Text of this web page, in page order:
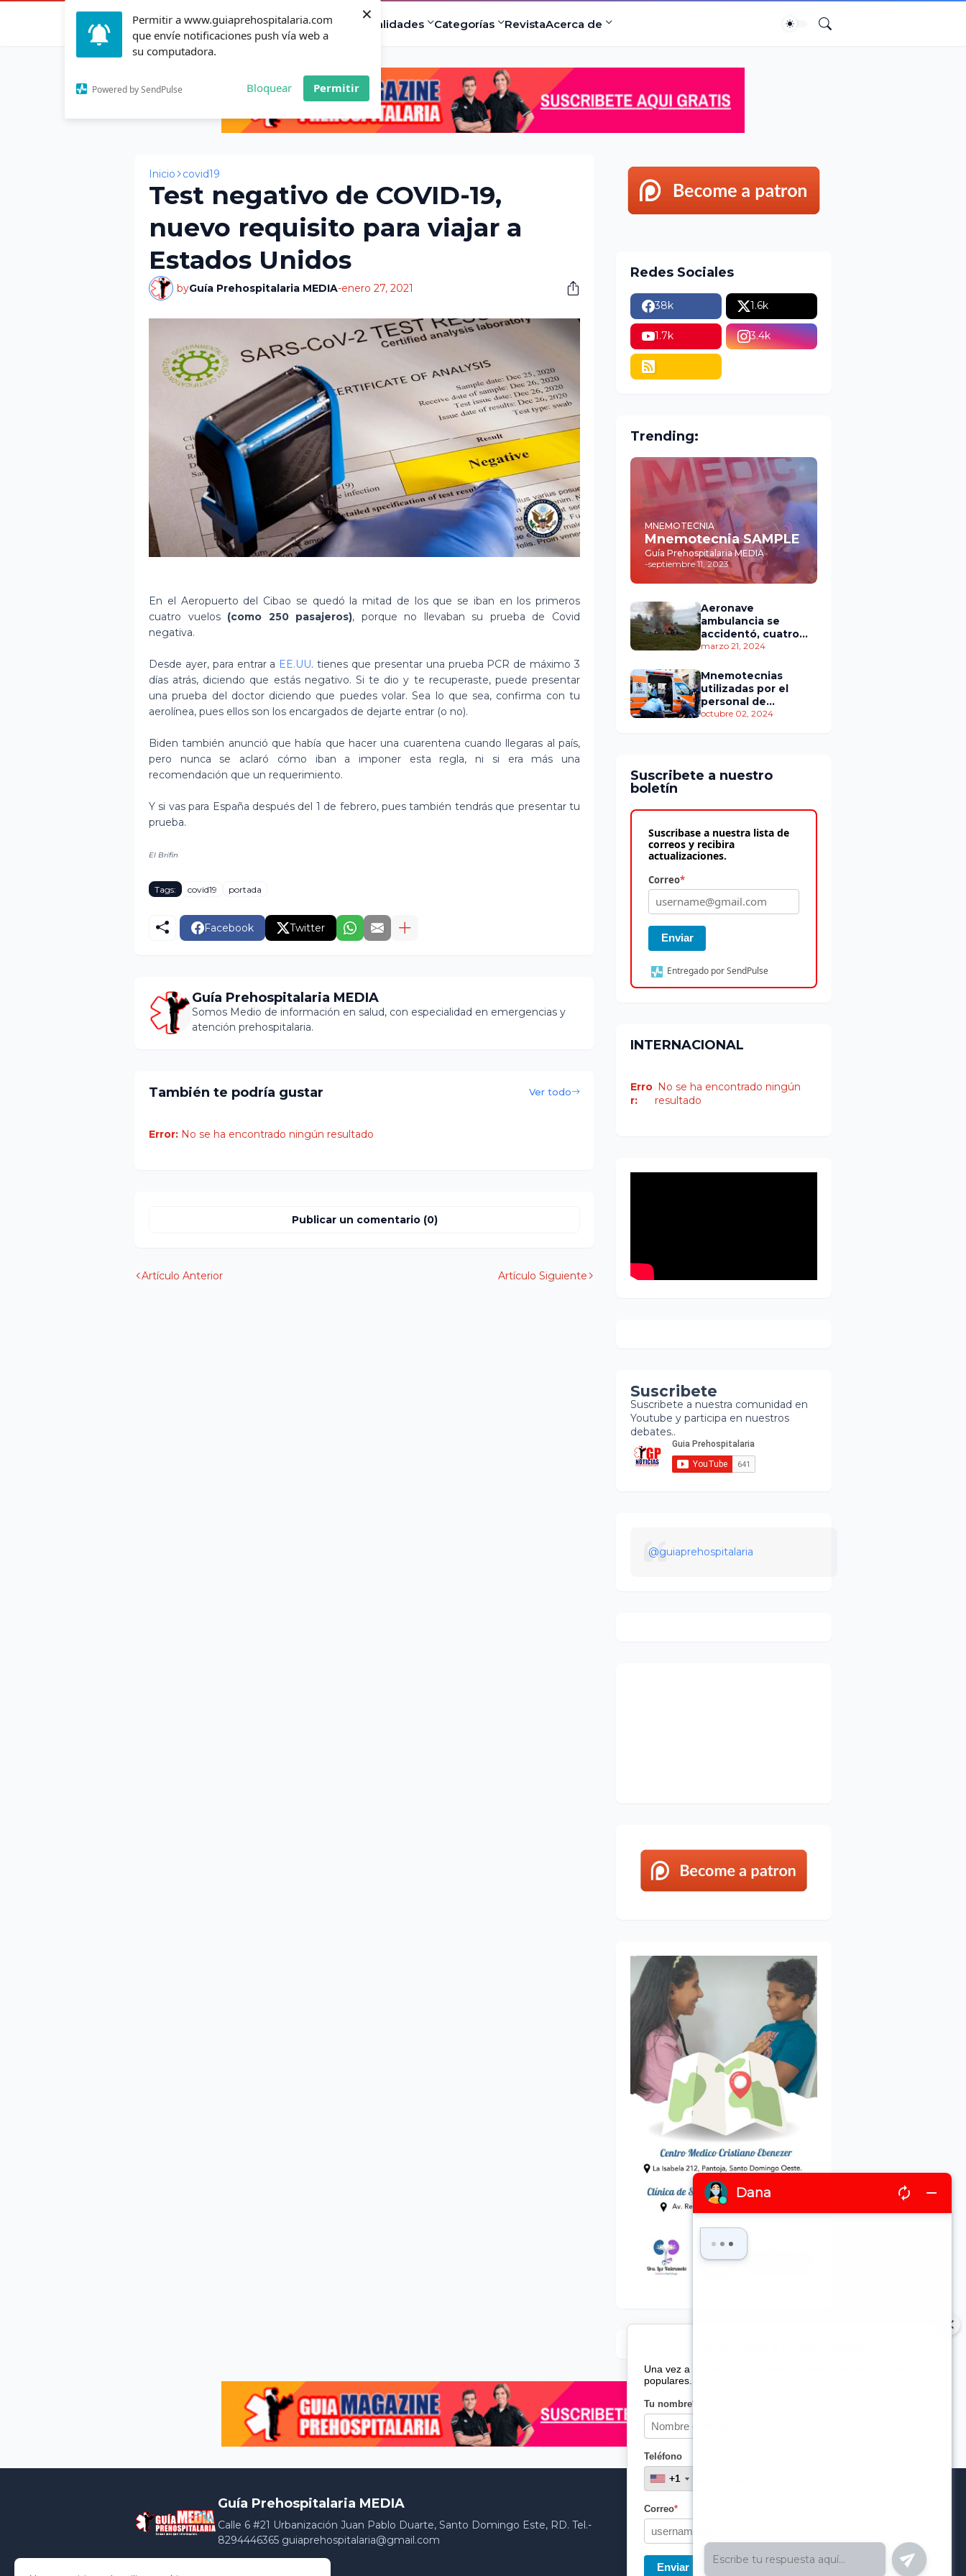
Permitir a www.guiaprehospitalaria.com
que envíe notificaciones push vía web a
su computadora.
Powered by SendPulse Bloquear Permitir
×
InicioActualidad Especialidades Categorías RevistaAcerca de
Inicio covid19
Test negativo de COVID-19,
nuevo requisito para viajar a
Estados Unidos
byGuía Prehospitalaria MEDIA-enero 27, 2021
En el Aeropuerto del Cibao se quedó la mitad de los que se iban en los primeros
cuatro vuelos (como 250 pasajeros), porque no llevaban su prueba de Covid
negativa.
Desde ayer, para entrar a EE.UU. tienes que presentar una prueba PCR de máximo 3
días atrás, diciendo que estás negativo. Si te dio y te recuperaste, puede presentar
una prueba del doctor diciendo que puedes volar. Sea lo que sea, confirma con tu
aerolínea, pues ellos son los encargados de dejarte entrar (o no).
Biden también anunció que había que hacer una cuarentena cuando llegaras al país,
pero nunca se aclaró cómo iban a imponer esta regla, ni si era más una
recomendación que un requerimiento.
Y si vas para España después del 1 de febrero, pues también tendrás que presentar tu
prueba.
El Brifin
Tags: covid19 portada
Facebook Twitter
Guía Prehospitalaria MEDIA
Somos Medio de información en salud, con especialidad en emergencias y
atención prehospitalaria.
También te podría gustar Ver todo
Error: No se ha encontrado ningún resultado
Publicar un comentario (0)
Artículo Anterior Artículo Siguiente
Redes Sociales
38k 1.6k
1.7k 3.4k
Trending:
MNEMOTECNIA
Mnemotecnia SAMPLE
Guía Prehospitalaria MEDIA
-septiembre 11, 2023
Aeronave
ambulancia se
accidentó, cuatro
personas murieron
marzo 21, 2024
Mnemotecnias
utilizadas por el
personal de
atención
octubre 02, 2024
Suscribete a nuestro
boletín
Suscribase a nuestra lista de
correos y recibira
actualizaciones.
Correo*
Enviar
Entregado por SendPulse
INTERNACIONAL
Erro
r:
No se ha encontrado ningún
resultado
Suscribete
Suscribete a nuestra comunidad en
Youtube y participa en nuestros
debates..
@guiaprehospitalaria
Una vez a la semana enviamos un correo con los artículos más
populares.
Tu nombre*
Teléfono
+1
+1
Correo*
Enviar
Guía Prehospitalaria MEDIA
Calle 6 #21 Urbanización Juan Pablo Duarte, Santo Domingo Este, RD. Tel.-
8294446365 guiaprehospitalaria@gmail.com